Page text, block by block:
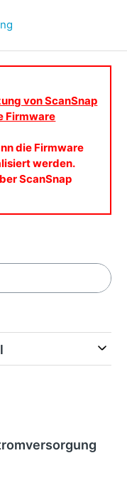
von ScanSnap
Firmware
die Firmware
werden.
ScanSnap